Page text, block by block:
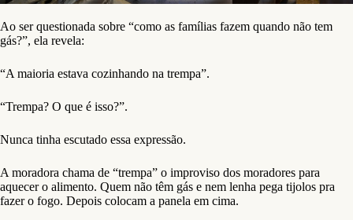
Ao ser questionada sobre “como as famílias fazem quando não tem
gás?”, ela revela:
“A maioria estava cozinhando na trempa”.
“Trempa? O que é isso?”.
Nunca tinha escutado essa expressão.
A moradora chama de “trempa” o improviso dos moradores para
aquecer o alimento. Quem não têm gás e nem lenha pega tijolos pra
fazer o fogo. Depois colocam a panela em cima.